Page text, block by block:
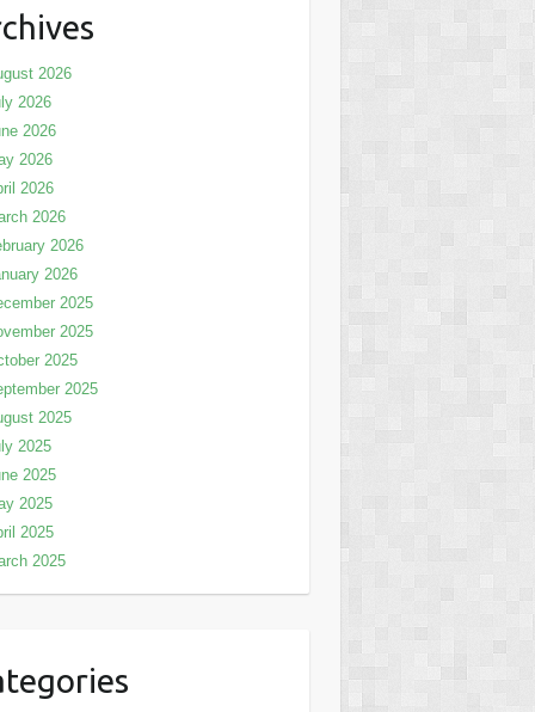
2026
2026
2026
2026
2026
2026
2026
2026
2025
2025
2025
2025
2025
2025
2025
2025
2025
2025